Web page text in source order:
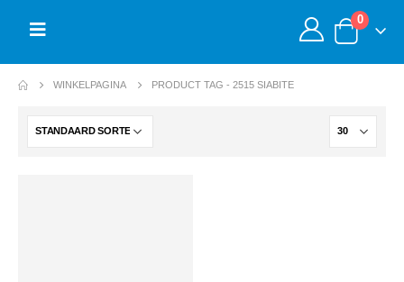
0
WINKELPAGINA PRODUCT TAG -2515 SIABITE